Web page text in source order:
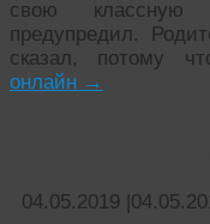
свою классную
предупредил.
сказал, потому
онлайн →
04.05.2019